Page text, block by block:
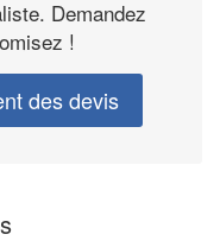
Demandez
!
des devis